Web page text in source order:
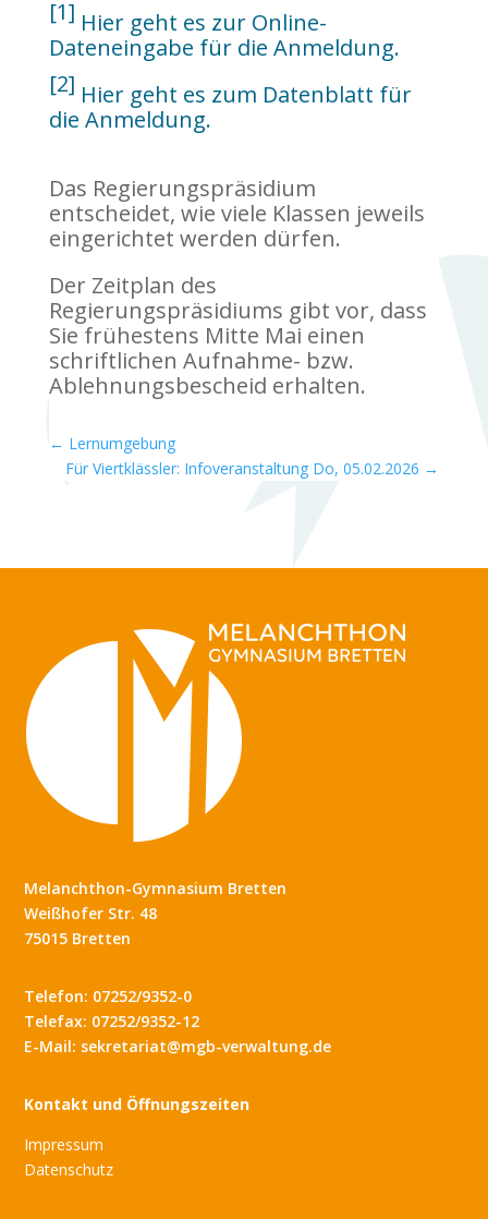
[1] Hier geht es zur Online-
Dateneingabe für die Anmeldung.
[2] Hier geht es zum Datenblatt für
die Anmeldung.
Das Regierungspräsidium
entscheidet, wie viele Klassen jeweils
eingerichtet werden dürfen.
Der Zeitplan des
Regierungspräsidiums gibt vor, dass
Sie frühestens Mitte Mai einen
schriftlichen Aufnahme- bzw.
Ablehnungsbescheid erhalten.
← Lernumgebung
Für Viertklässler: Infoveranstaltung Do, 05.02.2026 →
Melanchthon-Gymnasium Bretten
Weißhofer Str. 48
75015 Bretten
Telefon: 07252/9352-0
Telefax: 07252/9352-12
E-Mail: sekretariat@mgb-verwaltung.de
Kontakt und Öffnungszeiten
Impressum
Datenschutz